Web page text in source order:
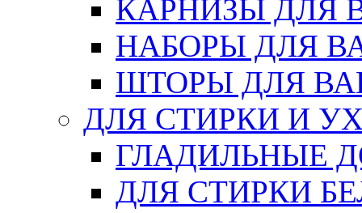
КАРНИЗЫ ДЛЯ
НАБОРЫ ДЛЯ
ШТОРЫ ДЛЯ
ДЛЯ СТИРКИ И
ГЛАДИЛЬНЫЕ
ДЛЯ СТИРКИ